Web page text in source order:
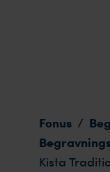
Fonus /
Kista